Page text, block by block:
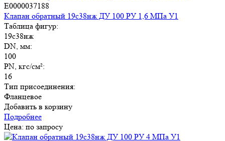
E0000037188
Клапан обратный 19с38нж ДУ 100 РУ 1,6 МПа У1
Таблица фигур:
19с38нж
DN, мм:
100
PN, кгс/см²:
16
Тип присоединения:
Фланцевое
Добавить в корзину
Подробнее
Цена: по запросу